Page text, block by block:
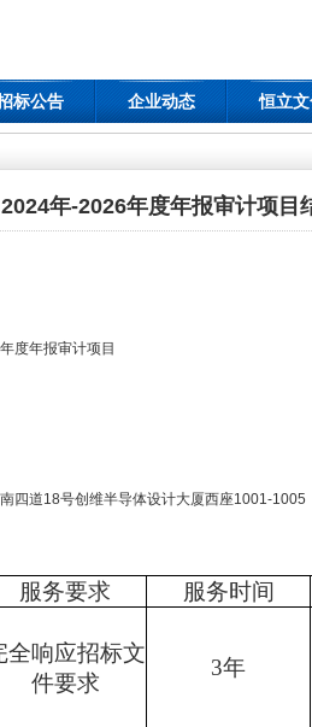
标公告 企业动态 恒立
年-2026年度年报审计项目
度年报审计项目
四道18号创维半导体设计大厦西座1001-1005
服务要求 服务时间
全响应招标文
件要求
3年